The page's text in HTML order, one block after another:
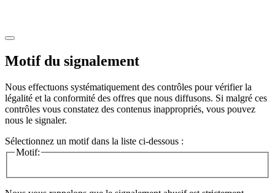
Motif du signalement
Nous effectuons systématiquement des contrôles pour vérifier la
légalité et la conformité des offres que nous diffusons. Si malgré ces
contrôles vous constatez des contenus inappropriés, vous pouvez
nous le signaler.
Sélectionnez un motif dans la liste ci-dessous :
Motif: